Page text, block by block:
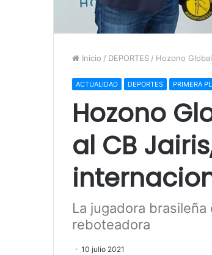
Inicio / DEPORTES / Hozono
ACTUALIDAD DEPORTES PRIMERA
Hozono
al CB
La jugadora
reboteadora
10 julio 2021